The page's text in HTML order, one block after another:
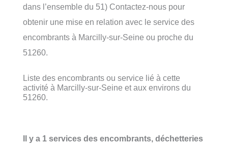
dans l’ensemble du 51) Contactez-nous pour
obtenir une mise en relation avec le service des
encombrants à Marcilly-sur-Seine ou proche du
51260.
Liste des encombrants ou service lié à cette
activité à Marcilly-sur-Seine et aux environs du
51260.
Il y a 1 services des encombrants, déchetteries